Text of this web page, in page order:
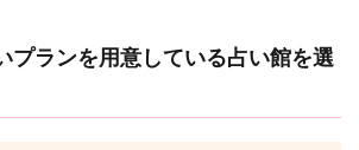
プランを用意している占い館を選